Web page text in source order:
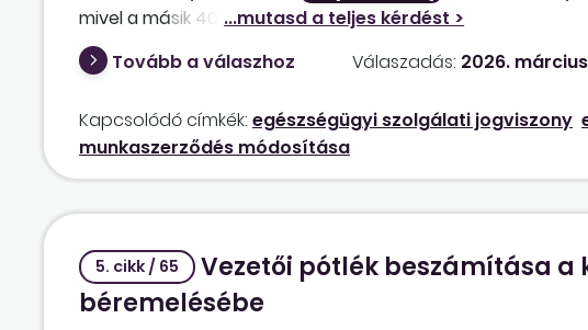
meg, a csoportvezető osztályvezetőnek), úgy helyi
illetménypótlék és a pótszabadság, vagy vissza lehet vagy
mivel a másik 40 órás gyerekorvost is helyettesítette.
munkaviszonyba, de a bére maradt változatlan. Most,
az alapilletménye az évek számához mérten.
Tovább a válaszhoz Válaszadás: 2026.
Kapcsolódó címkék: egészségügyi szolgálati jogviszony
munkaszerződés módosítása
5. cikk / 65
Vezetői pótlék beszámítása
béremelésébe